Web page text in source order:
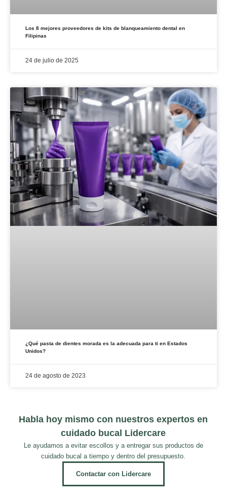
Los 8 mejores proveedores de kits de blanqueamiento dental en
Filipinas
24 de julio de 2025
¿Qué pasta de dientes morada es la adecuada para ti en Estados
Unidos?
24 de agosto de 2023
Habla hoy mismo con nuestros expertos en
cuidado bucal Lidercare
Le ayudamos a evitar escollos y a entregar sus productos de
cuidado bucal a tiempo y dentro del presupuesto.
Contactar con Lidercare